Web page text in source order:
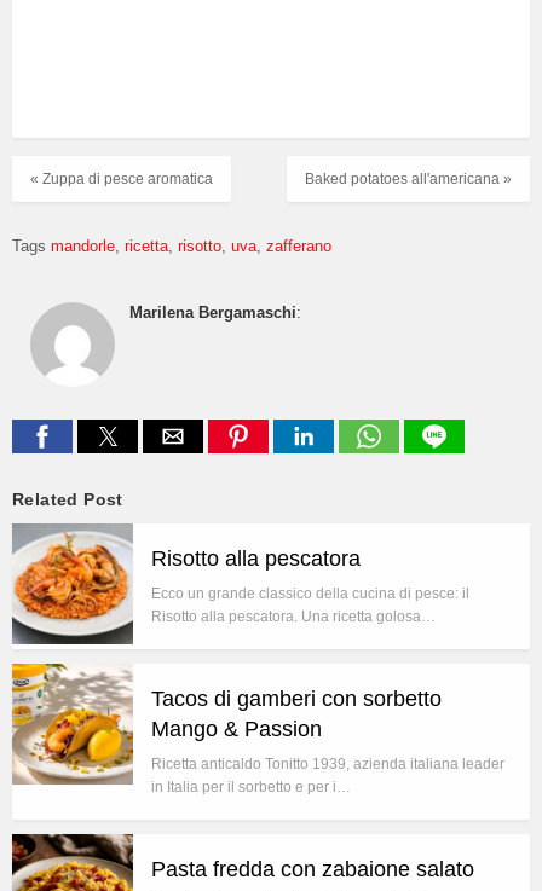
Baked potatoes all'americana »
« Zuppa di pesce aromatica
Tags mandorle ricetta risotto uva zafferano
Marilena Bergamaschi:
Related Post
Risotto alla pescatora
Ecco un grande classico della cucina di pesce: il
Risotto alla pescatora. Una ricetta golosa…
Tacos di gamberi con sorbetto
Mango & Passion
Ricetta anticaldo Tonitto 1939, azienda italiana leader
in Italia per il sorbetto e per i…
Pasta fredda con zabaione salato